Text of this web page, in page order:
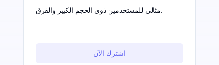
مثالي للمستخدمين ذوي الحجم الكبير والفرق.
اشترك الآن